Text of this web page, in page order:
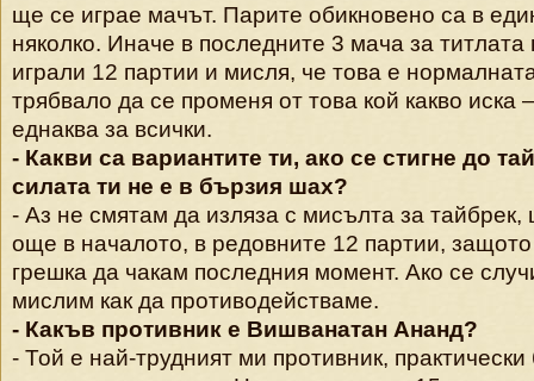
ще се играе мачът. Парите обикновено са в
няколко. Иначе в последните 3 мача за титлата
играли 12 партии и мисля, че това е
трябвало да се променя от това кой какво иска
еднаква за всички.
- Какви са вариантите ти, ако се стигне до
силата ти не е в бързия шах?
- Аз не смятам да изляза с мисълта за тайбрек,
още в началото, в редовните 12 партии,
грешка да чакам последния момент. Ако се
мислим как да противодействаме.
- Какъв противник е Вишванатан Ананд?
- Той е най-трудният ми противник,